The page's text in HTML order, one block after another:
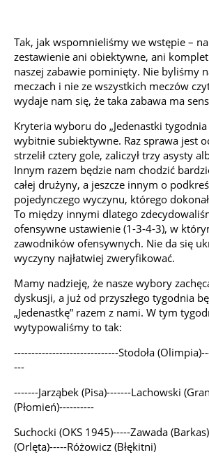
Tak, jak wspomnieliśmy we wstępie –
zestawienie ani obiektywne, ani
naszej zabawie pominięty. Nie byliśmy
meczach i nie ze wszystkich meczów
wydaje nam się, że taka zabawa ma
Kryteria wyboru do „Jedenastki
wybitnie subiektywne. Raz sprawa jest
strzelił cztery gole, zaliczył trzy asysty
Innym razem będzie nam chodzić
całej drużyny, a jeszcze innym o
pojedynczego wyczynu, którego
To między innymi dlatego
ofensywne ustawienie (1-3-4-3), w
zawodników ofensywnych. Nie da się
wyczyny najłatwiej zweryfikować.
Mamy nadzieję, że nasze wybory
dyskusji, a już od przyszłego tygodnia
„Jedenastkę” razem z nami. W tym
wytypowaliśmy to tak:
------------------------------Stodoła
---
-------Jarząbek (Pisa)-------Lachowski
(Płomień)----------
Suchocki (OKS 1945)-----Zawada
(Orlęta)-----Różowicz (Błękitni)